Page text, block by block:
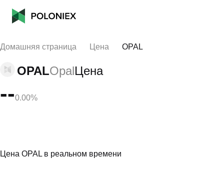
Домашняя страница Цена OPAL
OPALOpalЦена
--0.00%
Цена OPAL в реальном времени